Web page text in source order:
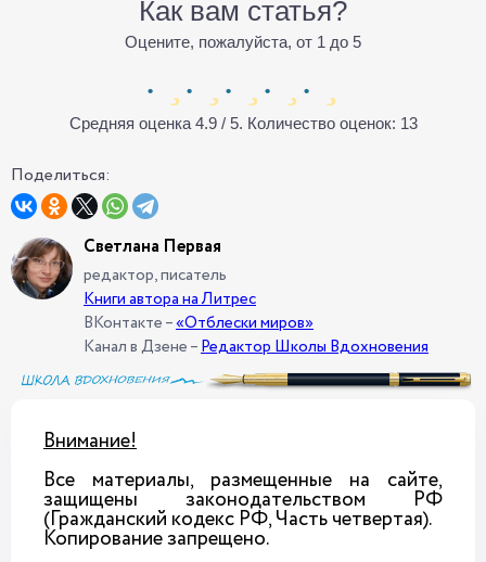
Как вам статья?
Оцените, пожалуйста, от 1 до 5
Средняя оценка 4.9/ 5. Количество оценок: 13
Поделиться:
Светлана Первая
редактор, писатель
Книги автора на Литрес
ВКонтакте –«Отблески миров»
Канал в Дзене –Редактор Школы Вдохновения
Внимание!
Все материалы, размещенные на сайте,
защищены законодательством РФ
(Гражданский кодекс РФ, Часть четвертая).
Копирование запрещено.